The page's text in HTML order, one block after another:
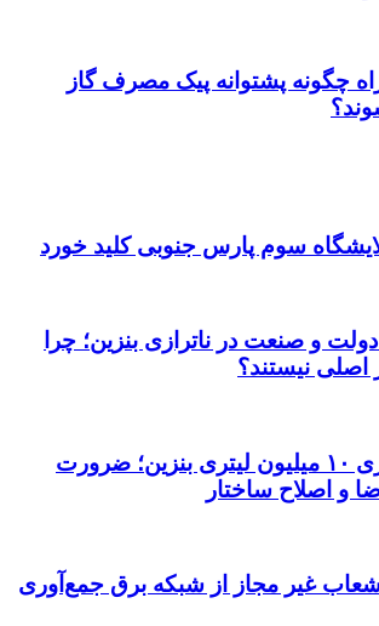
چگونه پشتوانه پیک مصرف گاز
سوم پارس جنوبی کلید خورد
و صنعت در ناترازی بنزین؛ چرا
نیستند؟
بحران ناترازی ۱۰ میلیون لیتری بنزین؛ ضرورت
و اصلاح ساختار
انشعاب غیر مجاز از شبکه برق جمع‌آوری